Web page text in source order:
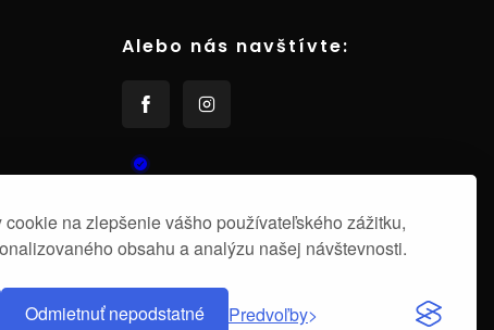
na zlepšenie vášho používateľského zážitku,
obsahu a analýzu našej návštevnosti.
Odmietnuť nepodstatné Predvoľby
Alebo nás navštívte: